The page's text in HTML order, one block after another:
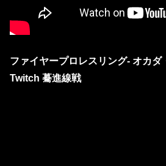
ファイヤープロレスリング- オカダ
Twitch 驀進線戦